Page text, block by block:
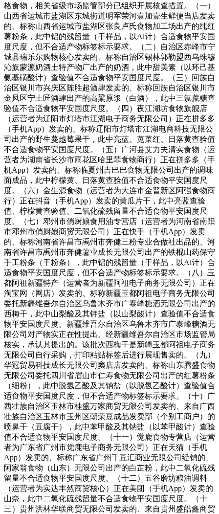
格食物，相关省级市场监管部分已组织开展核查措置。（一）
山西省运城市盐湖区东城街道明军荣河壹加壹生鲜便当店发卖
的、标称山西省运城市盐湖区张良卢氏食物加工场出产的纯红
薯粉条，此中铝的残留量（干样品，以Al计）合适食物平安国
度尺度，但不合适产物标签标示要求。（二）自治区赤峰市宁
城县瑞乐尔购物核心发卖的、标称自治区锡林郭勒盟西乌珠穆
沁旗蒙源奶酒土特产物厂出产的奶酒，此中甜美素（以环己基
氨基磺酸计）查验值不合适食物平安国度尺度。（三）回族自
治区银川市兴庆区陈胜超酒肆发卖的、标称回族自治区银川市
金凤区宁土匠酒肆出产的高粱原浆（白酒），此中三氯蔗糖查
验值不合适食物平安国度尺度。（四）夜江湖坊食物旗舰店
（运营者为辽阳市灯塔市江湖电子商务无限公司）正在拼多多
（手机App）发卖的、标称辽阳市灯塔市江湖电商科技无限公
司出产的野生蔓越莓果干，此中亮蓝、苋菜红、日落黄查验值
不合适食物平安国度尺度。（五）广河县艾力夫清实食物（运
营者为湖南省长沙市雨花区哈里菲食物商行）正在拼多多（手
机App）发卖的、标称临夏州吉巴巴食物无限公司出产的调味
面成品，此中柠檬黄、日落黄查验值不合适食物平安国度尺
度。（六）金生源食物（运营者为大连市金普新区阿强食物商
行）正在抖音（手机App）发卖的黄瓜片干，此中亮蓝查验
值、柠檬黄查验值、二氧化硫残留量不合适食物平安国度尺
度。（七）邓州市俏厨娘食用油专营店（运营者为河南省南阳
市邓州市俏厨娘商贸无限公司）正在快手（手机App）发卖
的、标称河南省许昌市禹州市奔健三粉专业合做社出品的、河
南省许昌市禹州市奔健薯业成长无限公司出产的铁棍山药保守
手工粉条（干粉条），此中铝的残留量（干样品，以Al计）合
适食物平安国度尺度，但不合适产物标签标示要求。（八）玉
都阿祖新疆特产（运营者为新疆阿祖电子商务无限公司）正在
淘宝网（网店）发卖的、标称新疆玉都阿祖电子商务无限公司
委托新疆维吾尔自治区乌鲁木齐市广泰峰糖酒无限公司出产的
西梅干，此中山梨酸及其钾盐（以山梨酸计）查验值不合适食
物平安国度尺度。新疆维吾尔自治区乌鲁木齐市广泰峰糖酒无
限公司对产物实正在性提出。经新疆维吾尔自治区市场监管局
核实，承认其提出的。该批次西梅干是新疆玉都阿祖电子商务
无限公司自行采购，打印粘贴标签后进行展现售卖的。（九）
华冠贸易科技成长无限公司窦店店发卖的、标称山东腾盛食物
无限公司委托四川省眉山市仁寿食物无限公司出产的红薯粉条
（细粉），此中脱氢乙酸及其钠盐（以脱氢乙酸计）查验值合
适食物平安国度尺度，但不合适产物标签标示要求。（十）广
西壮族自治区玉林市桂盛万家商贸无限公司发卖的、来自广西
壮族自治区玉林市玉州区朝荣豆成品发卖部（个别工商户）的
喷鼻干（豆腐干），此中苯甲酸及其钠盐（以苯甲酸计）查验
值不合适食物平安国度尺度。（十一）觉鹿食物专营店（运营
者为广东省广州市觉鹿电子商务无限公司）正在天猫（手机
App）发卖的、标称广东省广州千豆汇商业无限公司经销的、
阿家翁食物（山东）无限公司出产的白芷粉，此中二氧化硫残
留量不合适食物平安国度尺度。（十二）五谷磨坊粮油调料
（运营者为实达丰然商贸核心）正在美团（手机App）发卖的
山奈，此中二氧化硫残留量不合适食物平安国度尺度。（十
三）贵州洪林华联商贸无限公司发卖的、来自贵州盛皓鑫商贸